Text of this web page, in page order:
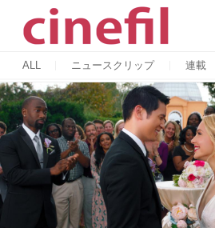
ALL ニュースクリップ 連載